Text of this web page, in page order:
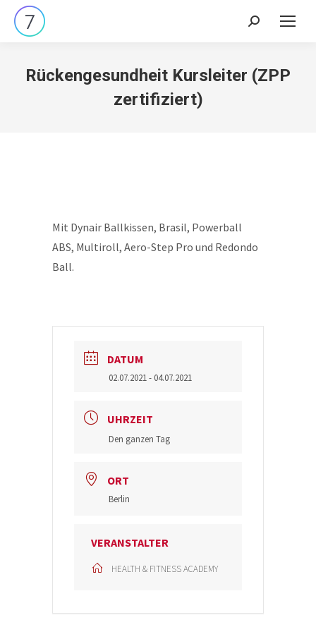
Search:
Rückengesundheit Kursleiter (ZPP
zertifiziert)
Mit Dynair Ballkissen, Brasil, Powerball
ABS, Multiroll, Aero-Step Pro und Redondo
Ball.
DATUM
02.07.2021- 04.07.2021
UHRZEIT
Den ganzen Tag
ORT
Berlin
VERANSTALTER
HEALTH & FITNESS ACADEMY